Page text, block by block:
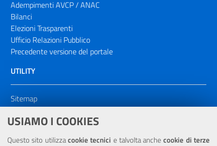
USIAMO I COOKIES
Questo sito utilizzacookie tecnici e talvolta anchecookie di terze
Adempimenti AVCP / ANAC
Bilanci
Elezioni Trasparenti
Ufficio Relazioni Pubblico
Precedente versione del portale
UTILITY
Sitemap
Dichiarazione di accessibilità
NOTE LEGALI